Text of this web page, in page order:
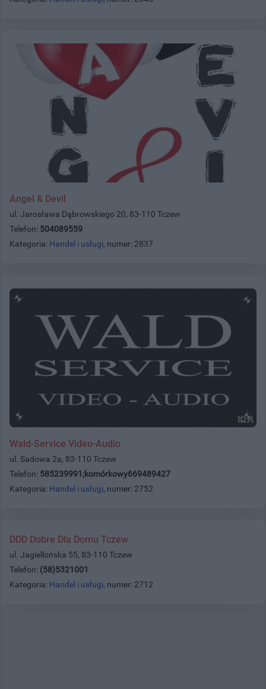
Angel & Devil
ul. Jarosława Dąbrowskiego 20, 83-110 Tczew
Telefon: 504089559
Kategoria: Handel i usługi, numer: 2837
Wald-Service Video-Audio
ul. Sadowa 2a, 83-110 Tczew
Telefon: 585239991;komórkowy669489427
Kategoria: Handel i usługi, numer: 2752
DDD Dobre Dla Domu Tczew
ul. Jagiellońska 55, 83-110 Tczew
Telefon: (58)5321001
Kategoria: Handel i usługi, numer: 2712